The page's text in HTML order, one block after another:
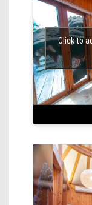
Click to